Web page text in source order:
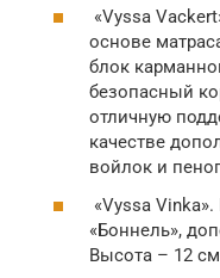
«Vyssa
основе
блок
безопасный
отличную
качестве
войлок и
«Vyssa
«Боннель»,
Высота – 12